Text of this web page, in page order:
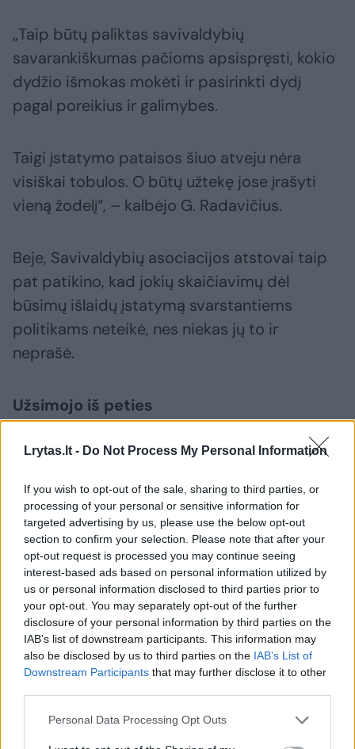
Lrytas.lt - Do Not Process My Personal Information
If you wish to opt-out of the sale, sharing to third parties, or
processing of your personal or sensitive information for
targeted advertising by us, please use the below opt-out
section to confirm your selection. Please note that after your
opt-out request is processed you may continue seeing
interest-based ads based on personal information utilized by
us or personal information disclosed to third parties prior to
your opt-out. You may separately opt-out of the further
disclosure of your personal information by third parties on the
IAB’s list of downstream participants. This information may
also be disclosed by us to third parties on the IAB’s List of
Downstream Participants that may further disclose it to other
Personal Data Processing Opt Outs
„Taip būtų paliktas savivaldybių
savarankiškumas pačioms apsispręsti, kokio
dydžio išmokas mokėti ir pasirinkti dydį
pagal poreikius ir galimybes.
Taigi įstatymo pataisos šiuo atveju nėra
visiškai tobulos. O būtų užtekę jose įrašyti
vieną žodelį“, – kalbėjo G. Radavičius.
Beje, Savivaldybių asociacijos atstovai taip
pat patikino, kad jokių skaičiavimų dėl
būsimų išlaidų įstatymą svarstantiems
politikams neteikė, nes niekas jų to ir
neprašė.
Užsimojo iš peties
Seimo Valstybės valdymo ir savivaldybių
komitetas iš pradžių siūlė leisti pačioms
savivaldybėms nuspręsti, kokio dydžio atlygį
mokėti tarybų nariams, bet jis neturėtų
viršyti penktadalio mero uždarbio.
Vis dėlto Seimas apsisprendė kitaip.
Komiteto vadovas R. Juška, pats anksčiau
vadovavęs Jurbarko rajonui, apgailestavo dėl
tokio parlamentarų sprendimo. Politikas
mano, kad jie buvo pernelyg dosnūs.